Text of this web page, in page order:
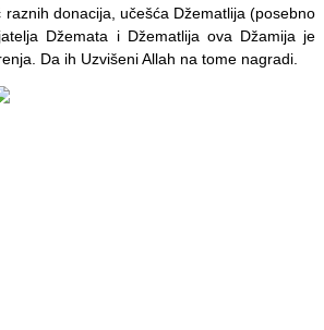
donacija, učešća Džematlija (posebno
Džemata i Džematlija ova Džamija je
Da ih Uzvišeni Allah na tome nagradi.